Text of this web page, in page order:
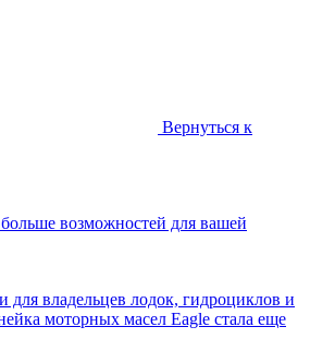
Вернуться к
возможностей для вашей
для владельцев лодок, гидроциклов и
моторных масел Eagle стала еще